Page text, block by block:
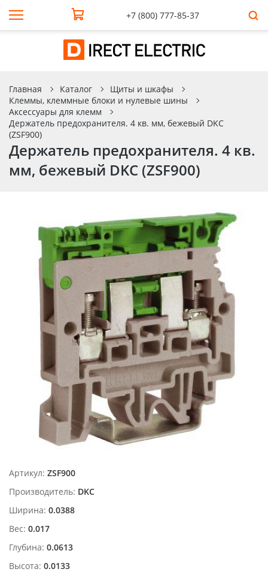
+7 (800) 777-85-37
Главная Каталог
Щиты и шкафы
Клеммы, клеммные блоки и нулевые шины
Аксессуары для клемм
Держатель предохранителя. 4 кв. мм, бежевый DKC
(ZSF900)
Держатель предохранителя. 4 кв.
мм, бежевый DKC (ZSF900)
Артикул: ZSF900
Производитель: DKC
Ширина: 0.0388
Вес: 0.017
Глубина: 0.0613
Высота: 0.0133